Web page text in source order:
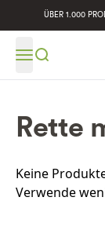
ÜBER 1.000
Rette
Keine
Verwende